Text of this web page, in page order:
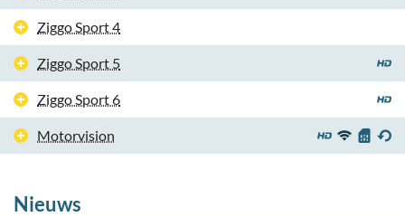
Ziggo Sport 4
Ziggo Sport 5
Ziggo Sport 6
Motorvision
Nieuws